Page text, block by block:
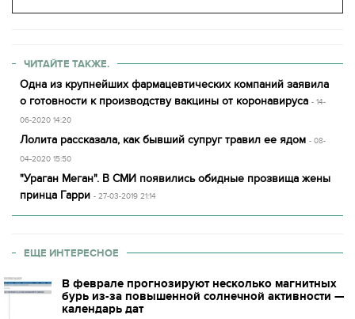
ЧИТАЙТЕ ТАКЖЕ.
Одна из крупнейших фармацевтических компаний заявила
о готовности к производству вакцины от коронавируса - 14-
06-2020 14:20
Лолита рассказала, как бывший супруг травил ее ядом - 08-
04-2020 15:50
"Ураган Меган". В СМИ появились обидные прозвища жены
принца Гарри - 27-03-2019 21:14
ЕЩЕ ИНТЕРЕСНОЕ
В феврале прогнозируют несколько магнитных
бурь из-за повышенной солнечной активности —
календарь дат